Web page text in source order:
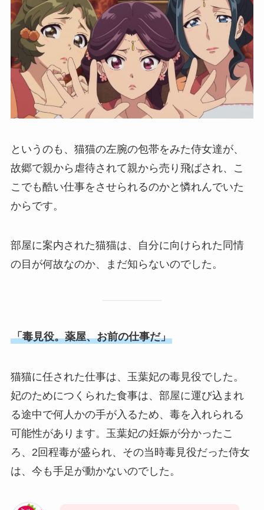
というのも、猫猫の左腕の包帯をみた侍女達が、
故郷で親から虐待されて親から売り飛ばされ、こ
こでも酷い仕事をさせられるのかと憐れんでいた
からです。
部屋に案内された猫猫は、自分に向けられた同情
の目が何故なのか、まだ知らないのでした。
「毒見役。薬屋、お前の仕事だ」
猫猫に任された仕事は、玉葉妃の毒見役でした。
妃のためにつくられた食事は、部屋に運び込まれ
る途中で何人かの手が入るため、毒を入れられる
可能性があります。玉葉妃の妊娠が分かったこ
ろ、2回程毒が盛られ、その当時毒見役だった侍女
は、今も手足が動かないのでした。